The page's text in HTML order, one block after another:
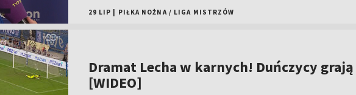
29 LIP PIŁKA NOŻNA / LIGA MISTRZÓW
Dramat Lecha w karnych! Duńczycy
[WIDEO]